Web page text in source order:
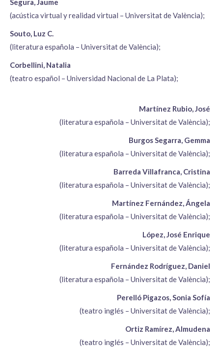
Segura, Jaume
(acústica virtual y realidad virtual – Universitat de València);
Souto, Luz C.
(literatura española – Universitat de València);
Corbellini, Natalia
(teatro español – Universidad Nacional de La Plata);
Martínez Rubio, José
(literatura española – Universitat de València);
Burgos Segarra, Gemma
(literatura española – Universitat de València);
Barreda Villafranca, Cristina
(literatura española – Universitat de València);
Martínez Fernández, Ángela
(literatura española – Universitat de València);
López, José Enrique
(literatura española – Universitat de València);
Fernández Rodríguez, Daniel
(literatura española – Universitat de València);
Perelló Pigazos, Sonia Sofía
(teatro inglés – Universitat de València);
Ortiz Ramírez, Almudena
(teatro inglés – Universitat de València);